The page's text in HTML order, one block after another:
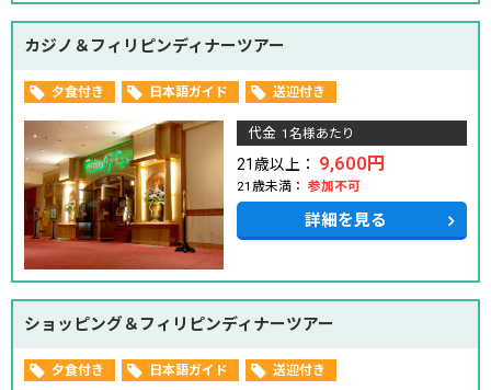
カジノ＆フィリピンディナーツアー
夕食付き 日本語ガイド 送迎付き
代金 1名様あたり
21歳以上： 9,600円
21歳未満： 参加不可
詳細を見る
ショッピング＆フィリピンディナーツアー
夕食付き 日本語ガイド 送迎付き